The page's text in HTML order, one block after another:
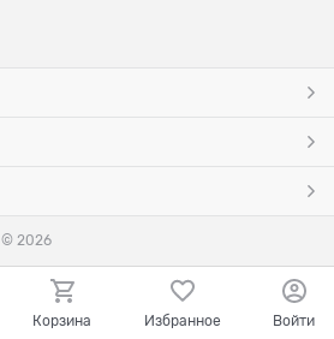
© 2026
Корзина Избранное Войти